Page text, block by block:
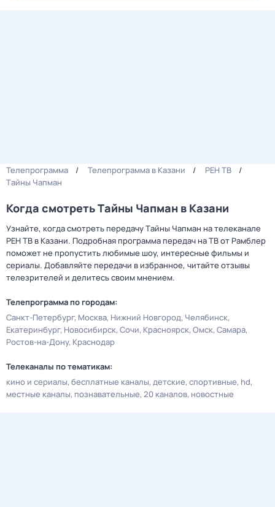
Телепрограмма Телепрограмма в Казани
РЕН ТВ
Тaйны Чапман
Когда смотреть Тaйны Чапман в Казани
Узнайте, когда смотреть передачу Тaйны Чапман на телеканале
РЕН ТВ в Казани. Подробная программа передач на ТВ от Рамблер
поможет не пропустить любимые шоу, интересные фильмы и
сериалы. Добавляйте передачи в избранное, читайте отзывы
телезрителей и делитесь своим мнением.
Телепрограмма по городам:
Санкт-Петербург Москва Нижний Новгород Челябинск
Екатеринбург Новосибирск Сочи Красноярск Омск Самара
Ростов-на-Дону Краснодар
Телеканалы по тематикам:
кино и сериалы бесплатные каналы детские спортивные hd
местные каналы познавательные 20 каналов новостные